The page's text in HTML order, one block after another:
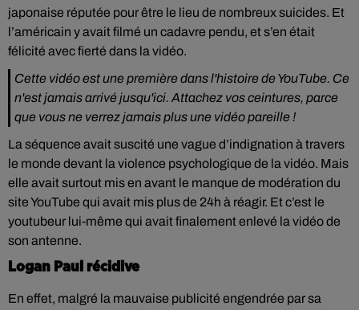
japonaise réputée pour être le lieu de nombreux suicides. Et
l’américain y avait filmé un cadavre pendu, et s’en était
félicité avec fierté dans la vidéo.
Cette vidéo est une première dans l'histoire de YouTube. Ce
n'est jamais arrivé jusqu'ici. Attachez vos ceintures, parce
que vous ne verrez jamais plus une vidéo pareille !
La séquence avait suscité une vague d’indignation à travers
le monde devant la violence psychologique de la vidéo. Mais
elle avait surtout mis en avant le manque de modération du
site YouTube qui avait mis plus de 24h à réagir. Et c’est le
youtubeur lui-même qui avait finalement enlevé la vidéo de
son antenne.
Logan Paul récidive
En effet, malgré la mauvaise publicité engendrée par sa